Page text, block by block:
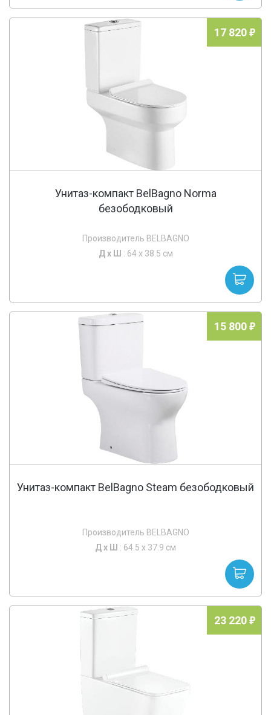
17 820
Унитаз-компакт BelBagno Norma
безободковый
Производитель BELBAGNO
Д х Ш : 64 x 38.5 см
15 800
Унитаз-компакт BelBagno Steam безободковый
Производитель BELBAGNO
Д х Ш : 64.5 x 37.9 см
23 220